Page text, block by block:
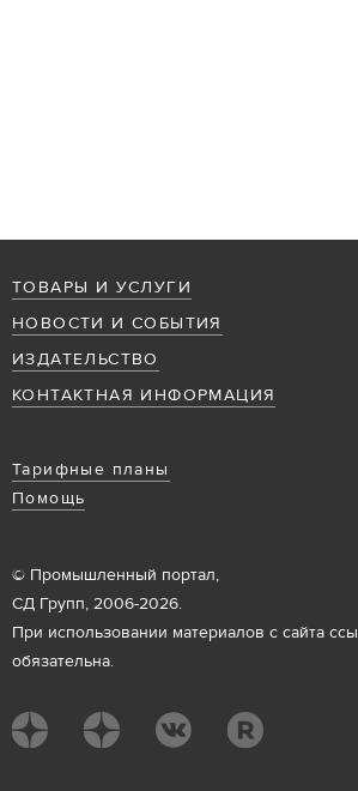
ТОВАРЫ И УСЛУГИ
НОВОСТИ И СОБЫТИЯ
ИЗДАТЕЛЬСТВО
КОНТАКТНАЯ ИНФОРМАЦИЯ
Тарифные планы
Помощь
© Промышленный портал,
СД Групп, 2006-2026.
При использовании материалов с сайта
обязательна.